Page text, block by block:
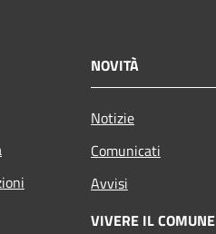
NOVITÀ
Notizie
Comunicati
Avvisi
VIVERE IL COMUNE